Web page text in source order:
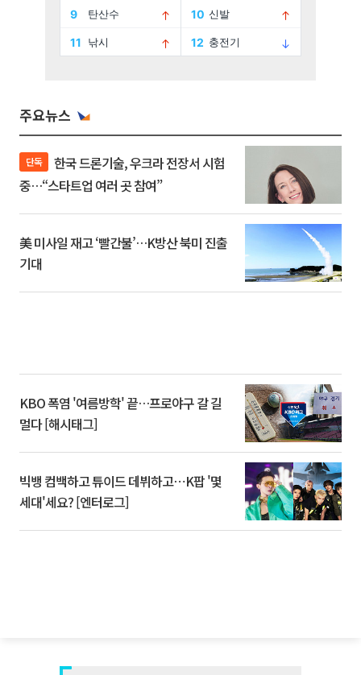
주요뉴스
단독
중…“스타트업 여러 곳 참여”
美 미사일 재고 ‘빨간불’…K방산 북미 진출
기대
KBO 폭염 '여름방학' 끝…프로야구 갈 길
멀다 [해시태그]
빅뱅 컴백하고 튜이드 데뷔하고⋯K팝 '몇
세대'세요? [엔터로그]